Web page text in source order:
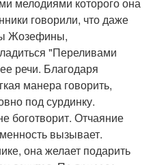
говорили, что даже
Жозефины,
"Переливами
речи. Благодаря
манера говорить,
под сурдинку.
боготворит. Отчаяние
вызывает.
она желает подарить